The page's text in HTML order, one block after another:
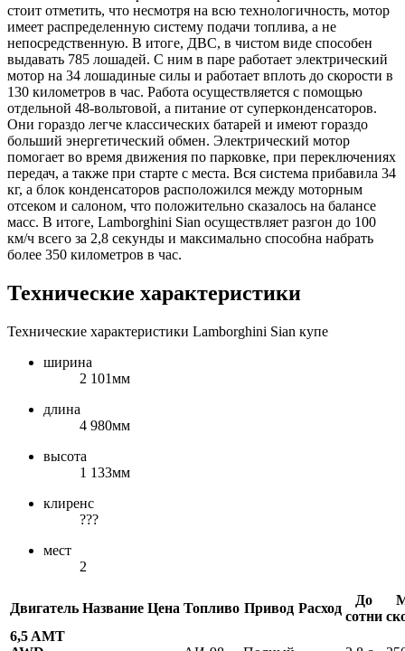
стоит отметить, что несмотря на всю технологичность, мотор
имеет распределенную систему подачи топлива, а не
непосредственную. В итоге, ДВС, в чистом виде способен
выдавать 785 лошадей. С ним в паре работает электрический
мотор на 34 лошадиные силы и работает вплоть до скорости в
130 километров в час. Работа осуществляется с помощью
отдельной 48-вольтовой, а питание от суперконденсаторов.
Они гораздо легче классических батарей и имеют гораздо
больший энергетический обмен. Электрический мотор
помогает во время движения по парковке, при переключениях
передач, а также при старте с места. Вся система прибавила 34
кг, а блок конденсаторов расположился между моторным
отсеком и салоном, что положительно сказалось на балансе
масс. В итоге, Lamborghini Sian осуществляет разгон до 100
км/ч всего за 2,8 секунды и максимально способна набрать
более 350 километров в час.
Технические характеристики
Технические характеристики Lamborghini Sian купе
ширина
2 101мм
длина
4 980мм
высота
1 133мм
клиренс
???
мест
2
Двигатель Название Цена Топливо Привод Расход
До
сотни
6,5 AMT